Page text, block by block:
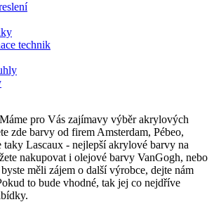
technik
pro Vás zajímavy výběr akrylových
zde barvy od firem Amsterdam, Pébeo,
taky Lascaux - nejlepší akrylové barvy na
nakupovat i olejové barvy VanGogh, nebo
měli zájem o další výrobce, dejte nám
to bude vhodné, tak jej co nejdříve